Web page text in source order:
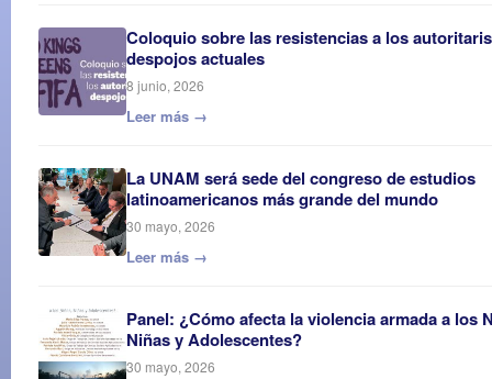
Coloquio sobre las resistencias a los
despojos actuales
8 junio, 2026
Leer más →
La UNAM será sede del congreso de estudios
latinoamericanos más grande del mundo
30 mayo, 2026
Leer más →
Panel: ¿Cómo afecta la violencia armada a los
Niñas y Adolescentes?
30 mayo, 2026